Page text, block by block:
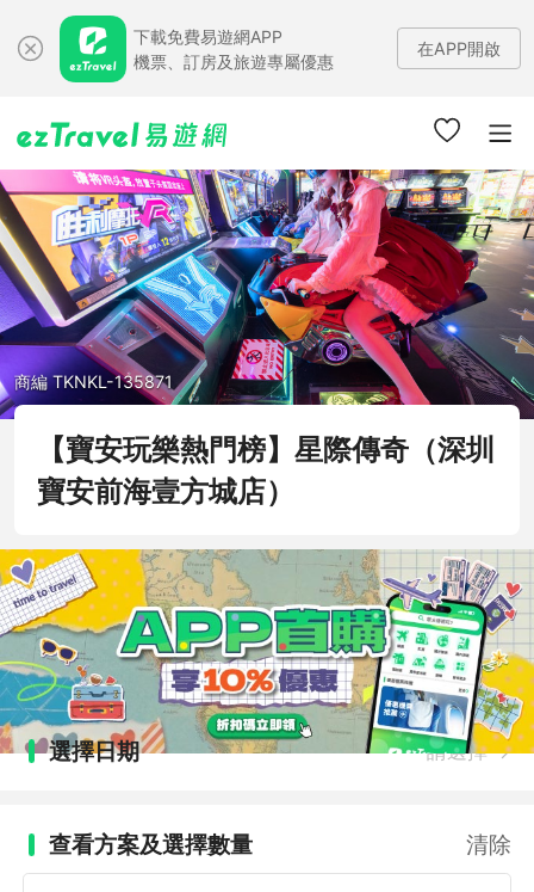
下載免費易遊網APP
機票、訂房及旅遊專屬優惠
在APP開啟
商編 TKNKL-135871
【寶安玩樂熱門榜】星際傳奇（深圳
寶安前海壹方城店）
選擇日期 請選擇
查看方案及選擇數量 清除